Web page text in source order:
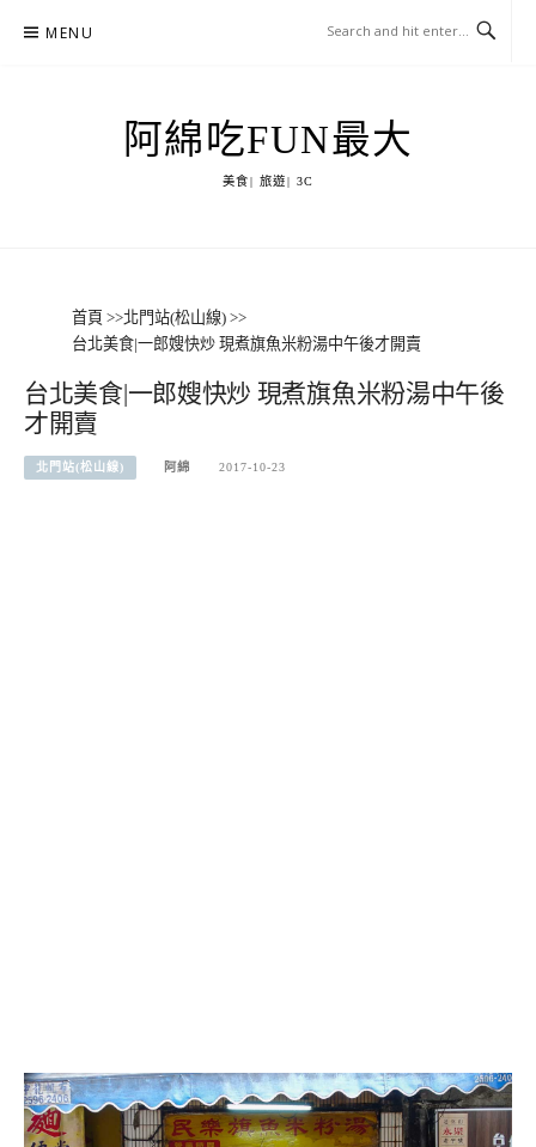
MENU
阿綿吃FUN最大
美食| 旅遊| 3C
首頁 >>北門站(松山線) >>
台北美食|一郎嫂快炒 現煮旗魚米粉湯中午後才開賣
台北美食|一郎嫂快炒 現煮旗魚米粉湯中午後
才開賣
北門站(松山線) 阿綿 2017-10-23